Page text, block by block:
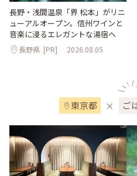
長野・浅間温泉「界 松本」がリニ
ューアルオープン。信州ワインと
音楽に浸るエレガントな湯宿へ
長野県 [PR] 2026.08.05
東京都 × ご